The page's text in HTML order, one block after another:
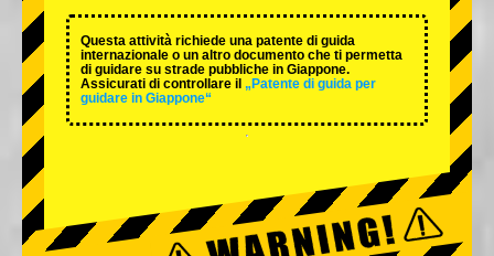
Questa attività richiede una patente di guida
internazionale o un altro documento che ti permetta
di guidare su strade pubbliche in Giappone.
Assicurati di controllare il „Patente di guida per
guidare in Giappone“